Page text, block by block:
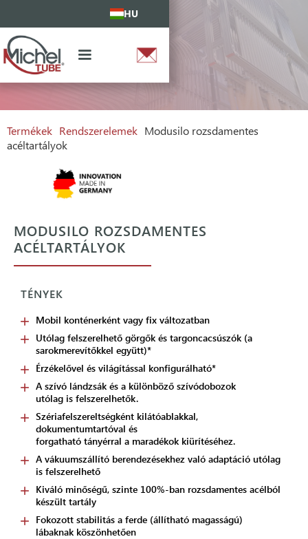
HU
Termékek Rendszerelemek Modusilo rozsdamentes
acéltartályok
MODUSILO ROZSDAMENTES
ACÉLTARTÁLYOK
TÉNYEK
Mobil konténerként vagy fix változatban
Utólag felszerelhető görgők és targoncacsúszók (a
sarokmerevítőkkel együtt)*
Érzékelővel és világítással konfigurálható*
A szívó lándzsák és a különböző szívódobozok
utólag is felszerelhetők.
Szériafelszereltségként kilátóablakkal,
dokumentumtartóval és
forgatható tányérral a maradékok kiürítéséhez.
A vákuumszállító berendezésekhez való adaptáció utólag
is felszerelhető
Kiváló minőségű, szinte 100%-ban rozsdamentes acélból
készült tartály
Fokozott stabilitás a ferde (állítható magasságú)
lábaknak köszönhetően